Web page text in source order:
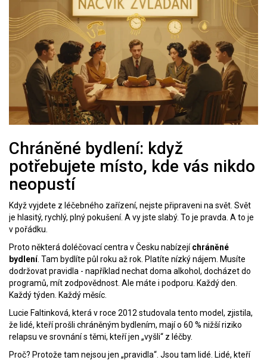
Chráněné bydlení: když
potřebujete místo, kde vás nikdo
neopustí
Když vyjdete z léčebného zařízení, nejste připraveni na svět. Svět
je hlasitý, rychlý, plný pokušení. A vy jste slabý. To je pravda. A to je
v pořádku.
Proto některá doléčovací centra v Česku nabízejíchráněné
bydlení. Tam bydlíte půl roku až rok. Platíte nízký nájem. Musíte
dodržovat pravidla - například nechat doma alkohol, docházet do
programů, mít zodpovědnost. Ale máte i podporu. Každý den.
Každý týden. Každý měsíc.
Lucie Faltinková, která v roce 2012 studovala tento model, zjistila,
že lidé, kteří prošli chráněným bydlením, mají o 60 % nižší riziko
relapsu ve srovnání s těmi, kteří jen „vyšli“ z léčby.
Proč? Protože tam nejsou jen „pravidla“. Jsou tam lidé. Lidé, kteří